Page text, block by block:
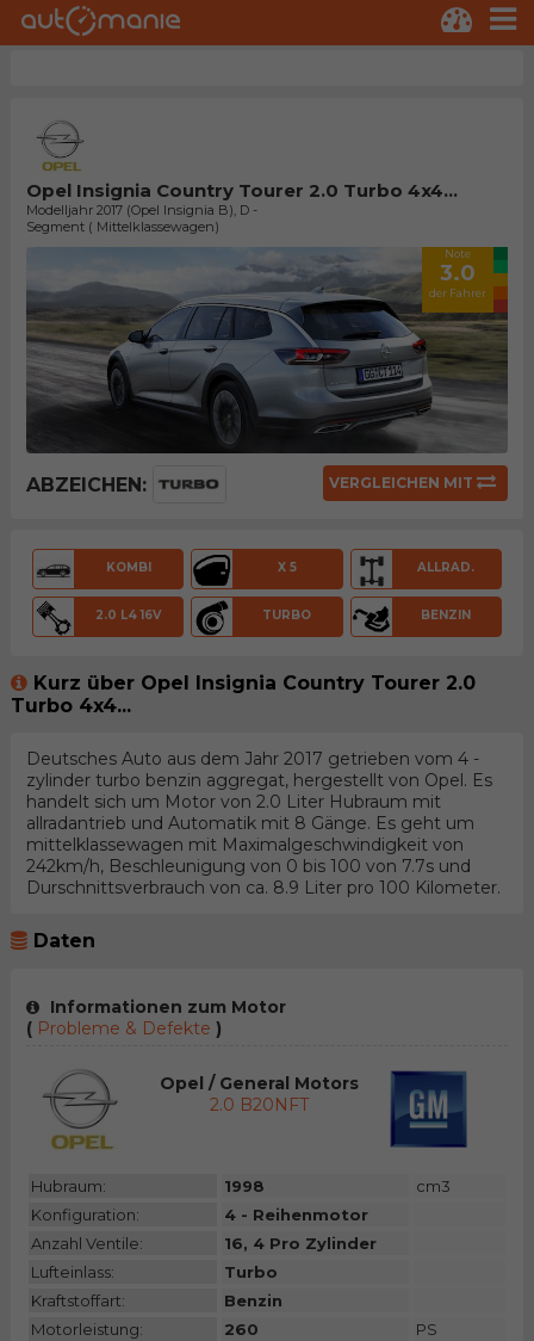
Opel Insignia Country Tourer 2.0 Turbo 4x4...
Modelljahr 2017 (Opel Insignia B), D -
Segment ( Mittelklassewagen)
Note
3.0
der Fahrer
ABZEICHEN: VERGLEICHEN MIT
KOMBI X 5 ALLRAD.
2.0 L4 16V TURBO BENZIN
Kurz über Opel Insignia Country Tourer 2.0
Turbo 4x4...
Deutsches Auto aus dem Jahr 2017 getrieben vom 4 -
zylinder turbo benzin aggregat, hergestellt von Opel. Es
handelt sich um Motor von 2.0 Liter Hubraum mit
allradantrieb und Automatik mit 8 Gänge. Es geht um
mittelklassewagen mit Maximalgeschwindigkeit von
242km/h, Beschleunigung von 0 bis 100 von 7.7s und
Durschnittsverbrauch von ca. 8.9 Liter pro 100 Kilometer.
Daten
Informationen zum Motor
(Probleme & Defekte )
Opel / General Motors
2.0 B20NFT
Hubraum: 1998
cm3
Konfiguration:
4 - Reihenmotor
Anzahl Ventile:
16, 4 Pro Zylinder
Lufteinlass:
Turbo
Kraftstoffart:
Benzin
Motorleistung:
260
PS